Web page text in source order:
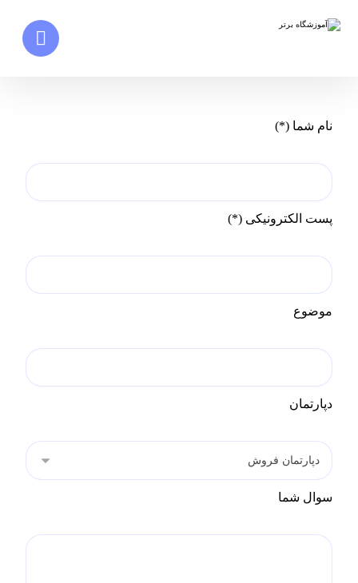
نام شما (*)
پست الکترونیکی (*)
موضوع
دپارتمان
سوال شما